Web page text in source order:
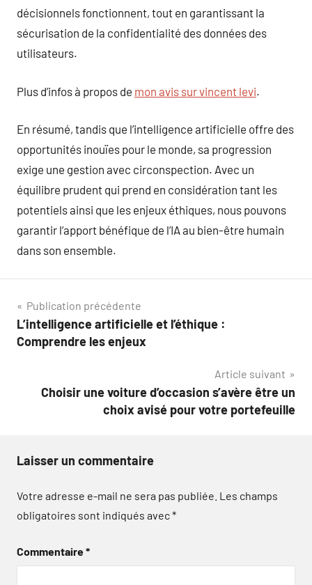
décisionnels fonctionnent, tout en garantissant la
sécurisation de la confidentialité des données des
utilisateurs.
Plus d’infos à propos de mon avis sur vincent levi.
En résumé, tandis que l’intelligence artificielle offre des
opportunités inouïes pour le monde, sa progression
exige une gestion avec circonspection. Avec un
équilibre prudent qui prend en considération tant les
potentiels ainsi que les enjeux éthiques, nous pouvons
garantir l’apport bénéfique de l’IA au bien-être humain
dans son ensemble.
Navigation
de
Publication précédente
L’intelligence artificielle et l’éthique :
Comprendre les enjeux
Article suivant
Choisir une voiture d’occasion s’avère être un
choix avisé pour votre portefeuille
Laisser un commentaire
Votre adresse e-mail ne sera pas publiée. Les champs
obligatoires sont indiqués avec*
Commentaire*